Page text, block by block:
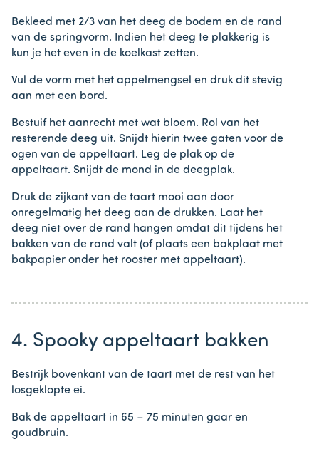
Bekleed met 2/3 van het deeg de bodem en de rand
van de springvorm. Indien het deeg te plakkerig is
kun je het even in de koelkast zetten.
Vul de vorm met het appelmengsel en druk dit stevig
aan met een bord.
Bestuif het aanrecht met wat bloem. Rol van het
resterende deeg uit. Snijdt hierin twee gaten voor de
ogen van de appeltaart. Leg de plak op de
appeltaart. Snijdt de mond in de deegplak.
Druk de zijkant van de taart mooi aan door
onregelmatig het deeg aan de drukken. Laat het
deeg niet over de rand hangen omdat dit tijdens het
bakken van de rand valt (of plaats een bakplaat met
bakpapier onder het rooster met appeltaart).
4. Spooky appeltaart bakken
Bestrijk bovenkant van de taart met de rest van het
losgeklopte ei.
Bak de appeltaart in 65 – 75 minuten gaar en
goudbruin.